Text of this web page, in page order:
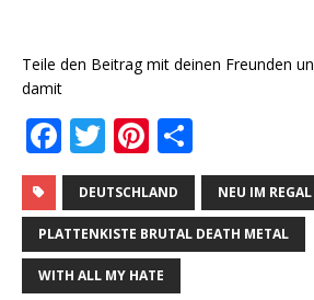
Teile den Beitrag mit deinen Freunden
damit
F
a
c
e
b
T
w
it
te
r
Pi
n
te
r
e
ei
le
n
DEUTSCHLAND NEU IM REGAL
PLATTENKISTE BRUTAL DEATH METAL
WITH ALL MY HATE